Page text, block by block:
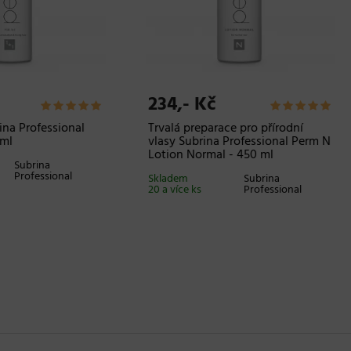
Kč
vosk na vlasy se střední
Stylesign Texture
Wax - 75 ml
Goldwell
3 ks
712,- Kč
Jemný kondicionér pro
typy vlasů Zenz
No. 02 - 250 ml
Skladem 14 ks